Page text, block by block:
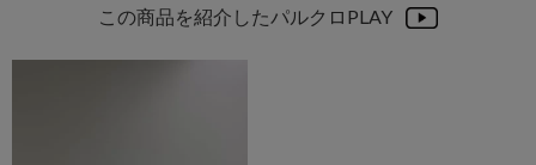
この商品を紹介したパルクロPLAY